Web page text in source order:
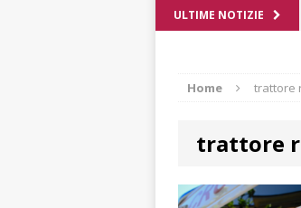
ULTIME NOTIZIE
Home trattore
trattore